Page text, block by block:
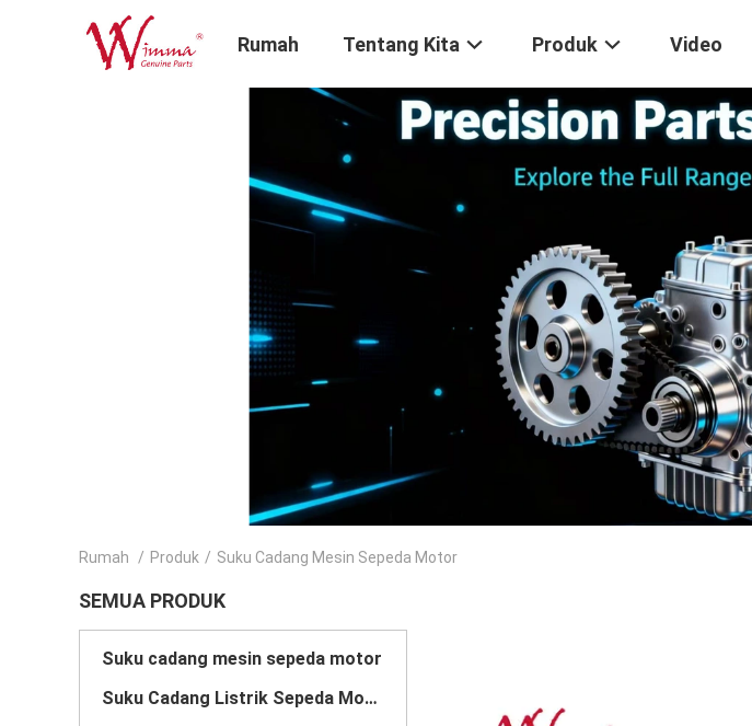
Rumah Tentang Kita Produk Video
Rumah / Produk / Suku Cadang Mesin Sepeda Motor
SEMUA PRODUK
Suku cadang mesin sepeda motor
Suku Cadang Listrik Sepeda Motor